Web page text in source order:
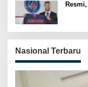
Nasional Terbaru